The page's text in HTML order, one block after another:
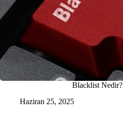
Blacklist Nedir?
Haziran 25, 2025